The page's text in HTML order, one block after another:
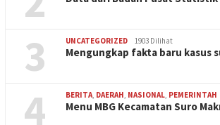
3 UNCATEGORIZED 1903 Dilihat
Mengungkap fakta baru kasus
4 BERITA, DAERAH, NASIONAL, PEMERINTAH
Menu MBG Kecamatan Suro